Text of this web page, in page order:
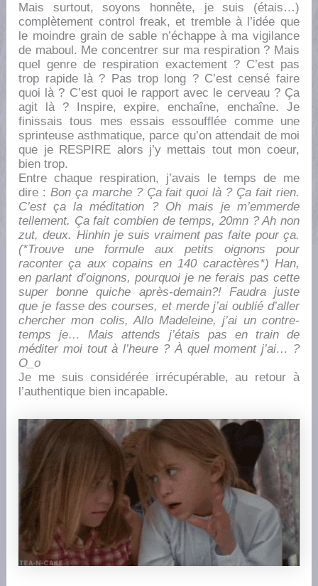
Mais surtout, soyons honnête, je suis (étais…)
complètement control freak, et tremble à l’idée que
le moindre grain de sable n’échappe à ma vigilance
de maboul. Me concentrer sur ma respiration ? Mais
quel genre de respiration exactement ? C’est pas
trop rapide là ? Pas trop long ? C’est censé faire
quoi là ? C’est quoi le rapport avec le cerveau ? Ça
agit là ? Inspire, expire, enchaîne, enchaîne. Je
finissais tous mes essais essoufflée comme une
sprinteuse asthmatique, parce qu’on attendait de moi
que je RESPIRE alors j’y mettais tout mon coeur,
bien trop.
Entre chaque respiration, j’avais le temps de me
dire : Bon ça marche ? Ça fait quoi là ? Ça fait rien.
C’est ça la méditation ? Oh mais je m’emmerde
tellement. Ça fait combien de temps, 20mn ? Ah non
zut, deux. Hinhin je suis vraiment pas faite pour ça.
(*Trouve une formule aux petits oignons pour
raconter ça aux copains en 140 caractères*) Han,
en parlant d’oignons, pourquoi je ne ferais pas cette
super bonne quiche après-demain?! Faudra juste
que je fasse des courses, et merde j’ai oublié d’aller
chercher mon colis, Allo Madeleine, j’ai un contre-
temps je… Mais attends j’étais pas en train de
méditer moi tout à l’heure ? À quel moment j’ai… ?
O_o
Je me suis considérée irrécupérable, au retour à
l’authentique bien incapable.